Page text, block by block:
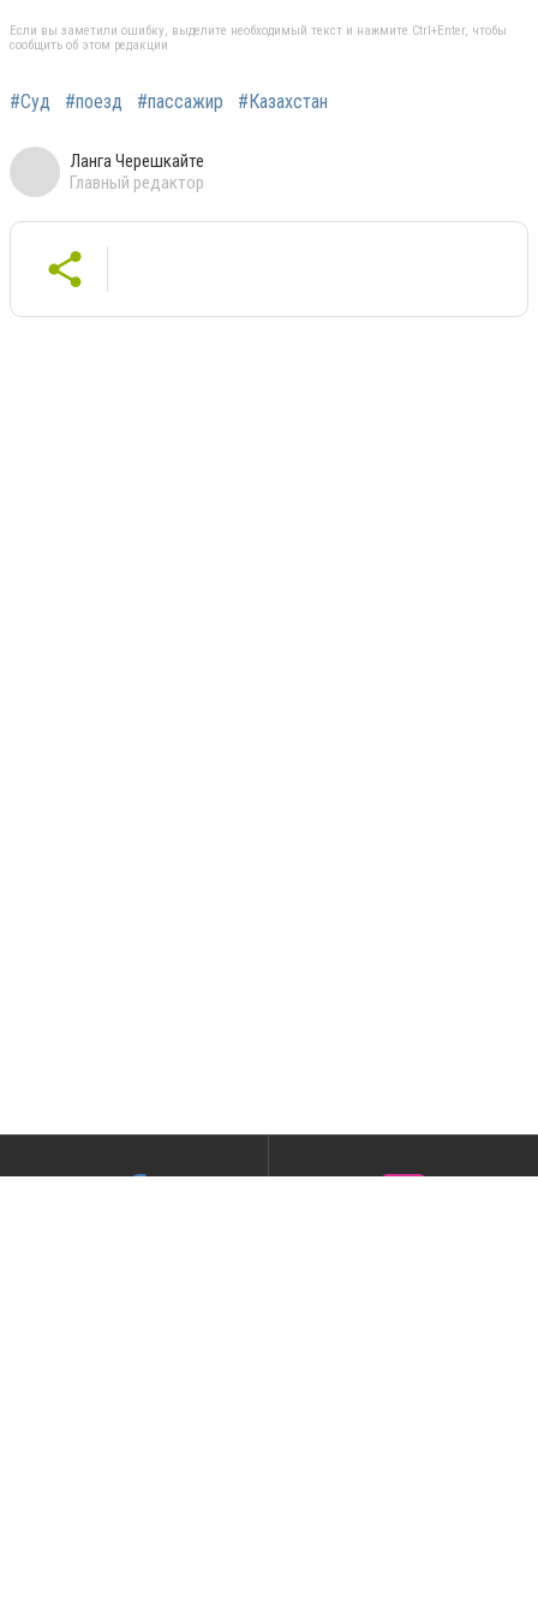
Если вы заметили ошибку, выделите необходимый текст и нажмите Ctrl+Enter, чтобы
сообщить об этом редакции
#Суд #поезд #пассажир #Казахстан
Ланга Черешкайте
Главный редактор